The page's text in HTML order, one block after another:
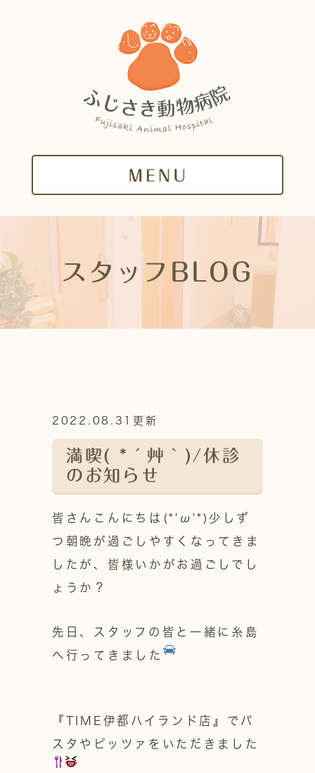
スタッフBLOG
2022.08.31更新
満喫( *´艸｀)/休診
のお知らせ
皆さんこんにちは(*'ω'*)少しず
つ朝晩が過ごしやすくなってきま
したが、皆様いかがお過ごしでし
ょうか？
先日、スタッフの皆と一緒に糸島
へ行ってきました
『TIME伊都ハイランド店』でパ
スタやピッツァをいただきました